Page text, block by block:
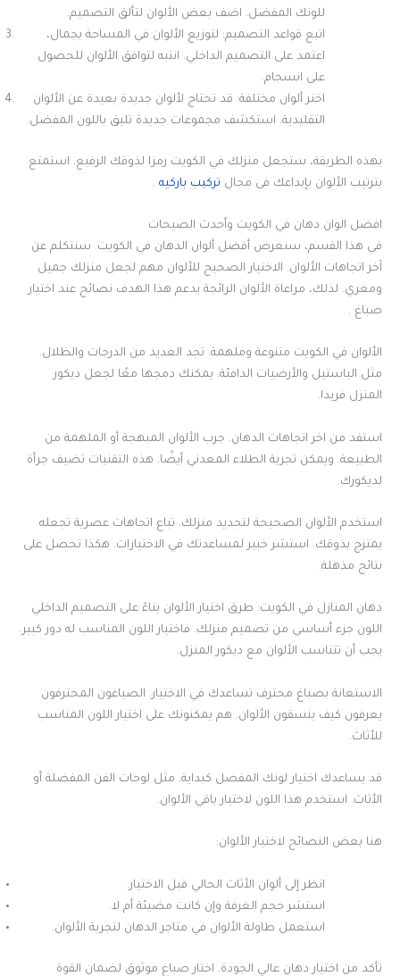
للونك المفضل. اضف بعض الألوان لتألق التصميم.
اتبع قواعد التصميم: لتوزيع الألوان في المساحة بجمال،
اعتمد على التصميم الداخلي. انتبه لتوافق الألوان للحصول
على انسجام.
اختر ألوان مختلفة: قد تحتاج لألوان جديدة بعيدة عن الألوان
التقليدية. استكشف مجموعات جديدة تليق باللون المفضل.
بهذه الطريقة، ستجعل منزلك في الكويت رمزا لذوقك الرفيع. استمتع
بترتيب الألوان بإبداعك فى مجال تركيب باركيه .
افضل الوان دهان في الكويت وأحدث الصيحات
في هذا القسم، سنعرض أفضل ألوان الدهان في الكويت. سنتكلم عن
آخر اتجاهات الألوان. الاختيار الصحيح للألوان مهم لجعل منزلك جميل
ومغري. لذلك، مراعاة الألوان الرائجة يدعم هذا الهدف نصائح عند اختيار
صباغ .
الألوان في الكويت متنوعة وملهمة. تجد العديد من الدرجات والظلال.
مثل الباستيل والأرضيات الدافئة. يمكنك دمجها معًا لجعل ديكور
المنزل فريدا.
استفد من اخر اتجاهات الدهان. جرب الألوان المبهجة أو الملهمة من
الطبيعة. ويمكن تجربة الطلاء المعدني أيضًا. هذه التقنيات تضيف جرأة
لديكورك.
استخدم الألوان الصحيحة لتجديد منزلك. تباع اتجاهات عصرية تجعله
يمتزج بذوقك. استشر خبير لمساعدتك في الاختيارات. هكذا تحصل على
نتائج مذهلة.
دهان المنازل في الكويت: طرق اختيار الألوان بناءً على التصميم الداخلي
اللون جزء أساسي من تصميم منزلك. فاختيار اللون المناسب له دور كبير.
يجب أن تتناسب الألوان مع ديكور المنزل.
الاستعانة بصباغ محترف تساعدك في الاختيار. الصباغون المحترفون
يعرفون كيف ينسقون الألوان. هم يمكنونك على اختيار اللون المناسب
للأثاث.
قد يساعدك اختيار لونك المفضل كبداية. مثل لوحات الفن المفضلة أو
الأثاث. استخدم هذا اللون لاختيار باقي الألوان.
هنا بعض النصائح لاختيار الألوان:
انظر إلى ألوان الأثاث الحالي قبل الاختيار.
استشر حجم الغرفة وإن كانت مضيئة أم لا.
استعمل طاولة الألوان في متاجر الدهان لتجربة الألوان.
تأكد من اختيار دهان عالي الجودة. اختار صباغ موثوق لضمان القوة